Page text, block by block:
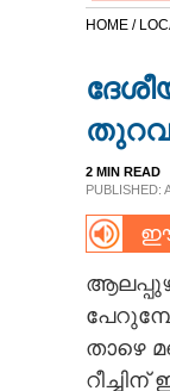
NEWS 360
HOME /
2 MIN READ
PUBLISHED:
ഈ
താഴെ